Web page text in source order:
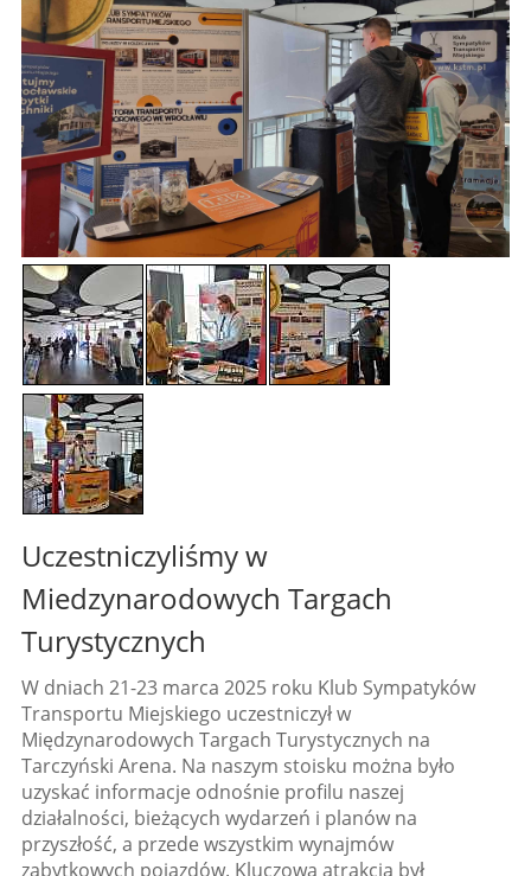
Uczestniczyliśmy w
Miedzynarodowych Targach
Turystycznych
W dniach 21-23 marca 2025 roku Klub Sympatyków
Transportu Miejskiego uczestniczył w
Międzynarodowych Targach Turystycznych na
Tarczyński Arena. Na naszym stoisku można było
uzyskać informacje odnośnie profilu naszej
działalności, bieżących wydarzeń i planów na
przyszłość, a przede wszystkim wynajmów
zabytkowych pojazdów. Kluczową atrakcją był